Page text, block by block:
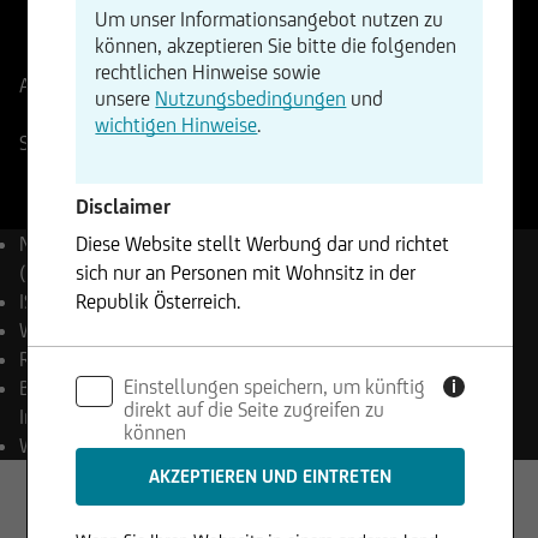
DE000SLA2FE0
WKN
SLA2FE
Aktueller Stand456,94PunkteÄnderung
+0,48%+2,20
Stuttgart
07.08.2026
Name
F.A.Z.® Euro Index
(TR)
ISIN
DE000SLA2FE0
WKN
Reuters
Bloomberg FAZEUROT
Index
Währung EUR
Um unser Informationsangebot nutzen zu
können, akzeptieren Sie bitte die folgenden
rechtlichen Hinweise sowie
unsere Nutzungsbedingungen und
wichtigen Hinweise.
Disclaimer
Diese Website stellt Werbung dar und richtet
sich nur an Personen mit Wohnsitz in der
Republik Österreich.
Angebot noch eine Aufforderung zum Kauf oder
Verkauf von Wertpapieren dar und dürfen nicht
in Rechtsordnungen genutzt werden, in denen
dies unzulässig ist.
Einstellungen speichern, um künftig
direkt auf die Seite zugreifen zu
können
i